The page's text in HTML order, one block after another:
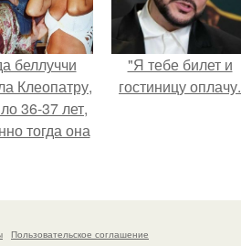
беллуччи
Клеопатру,
36-37 лет,
тогда она
"Я тебе билет и
гостиницу оплачу.
Пользовательское соглашение